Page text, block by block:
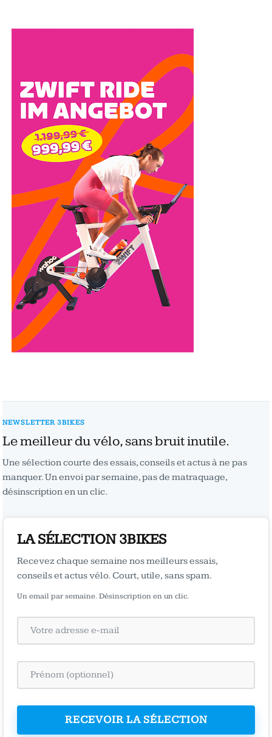
NEWSLETTER 3BIKES
Le meilleur du vélo, sans bruit inutile.
Une sélection courte des essais, conseils et actus à ne pas
manquer. Un envoi par semaine, pas de matraquage,
désinscription en un clic.
LA SÉLECTION 3BIKES
Recevez chaque semaine nos meilleurs essais,
conseils et actus vélo. Court, utile, sans spam.
Un email par semaine. Désinscription en un clic.
RECEVOIR LA SÉLECTION